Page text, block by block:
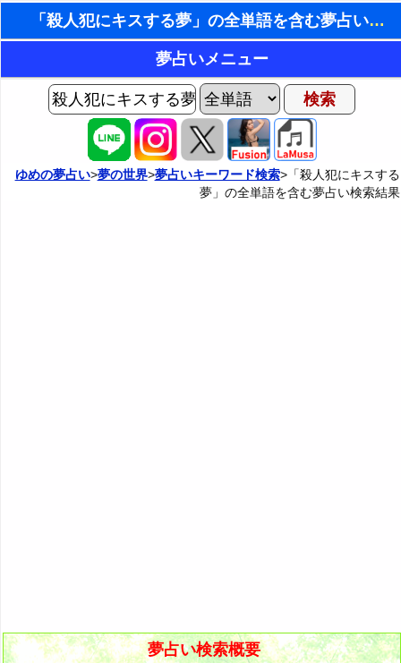
「殺人犯にキスする夢」の全単語を含む夢占い検索結果
東洋・西洋占星術
ホラリー占星術
手相占いで未来診断
タロットカードで無料占い
命名の姓名判断
夢占いメニュー
AIゆめの夢占いチャット
ヨセフの夢占い
夢占い掲示板
ゆめの夢占い>夢の世界>夢占いキーワード検索>「殺人犯にキスする
夢」の全単語を含む夢占い検索結果
夢占い検索概要